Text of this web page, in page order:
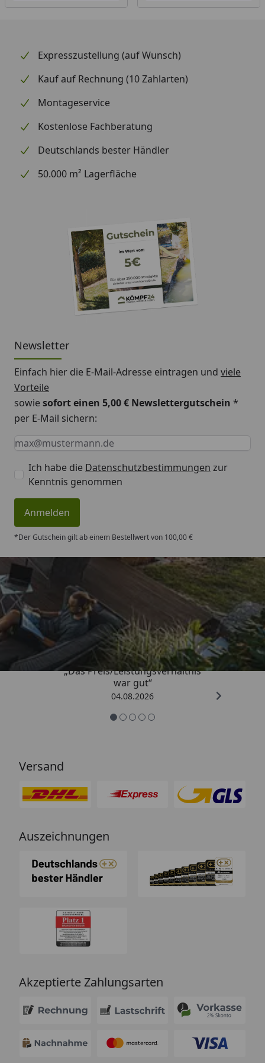
Expresszustellung (auf Wunsch)
Kauf auf Rechnung (10 Zahlarten)
Montageservice
Kostenlose Fachberatung
Deutschlands bester Händler
50.000 m² Lagerfläche
Newsletter
Einfach hier die E-Mail-Adresse eintragen und viele
Vorteile
sowiesofort einen 5,00 € Newslettergutschein *
per E-Mail sichern:
Keine Eingabe erforderlich
Eingabe erforderlich
E-Mail *
Ich habe die Datenschutzbestimmungen zur
Kenntnis genommen
Anmelden
*Der Gutschein gilt ab einem Bestellwert von 100,00 €
Trusted Shops
4,83/ 5
„Das Preis/Leistungsverhältnis
war gut“
04.08.2026
Versand
Auszeichnungen
Akzeptierte Zahlungsarten